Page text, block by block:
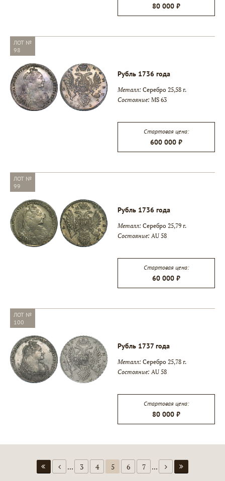
80 000 ₽
ЛОТ №
98
Рубль 1736 года
Металл: Серебро 25,58 г.
Состояние: MS 63
Стартовая цена:
600 000 ₽
ЛОТ №
99
Рубль 1736 года
Металл: Серебро 25,79 г.
Состояние: AU 58
Стартовая цена:
60 000 ₽
ЛОТ №
100
Рубль 1737 года
Металл: Серебро 25,78 г.
Состояние: AU 58
Стартовая цена:
80 000 ₽
... 3 4 5 6 7 ...